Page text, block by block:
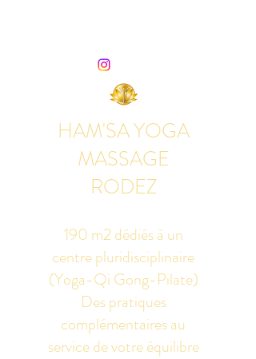
HAM'SA YOGA
MASSAGE
RODEZ
190 m2 dédiés à un
centre pluridisciplinaire
(Yoga-Qi Gong-Pilate)
Des pratiques
complémentaires au
service de votre équilibre